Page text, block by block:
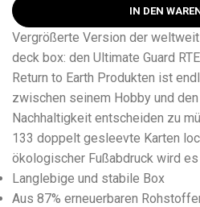
IN DEN
Vergrößerte Version der
deck box: den Ultimate Guard
Return to Earth Produkten ist
zwischen seinem Hobby und
Nachhaltigkeit entscheiden zu
133 doppelt gesleevte Karten
ökologischer Fußabdruck wird es
Langlebige und stabile Box
Aus 87% erneuerbaren